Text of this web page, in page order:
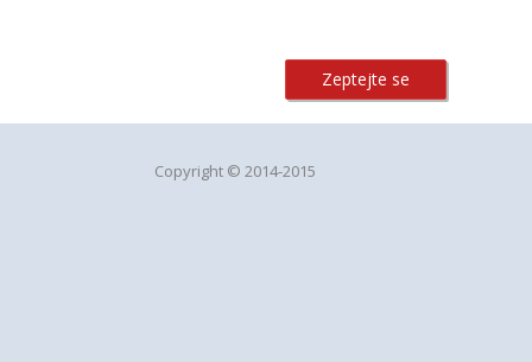
Zeptejte se
Copyright © 2014-2015